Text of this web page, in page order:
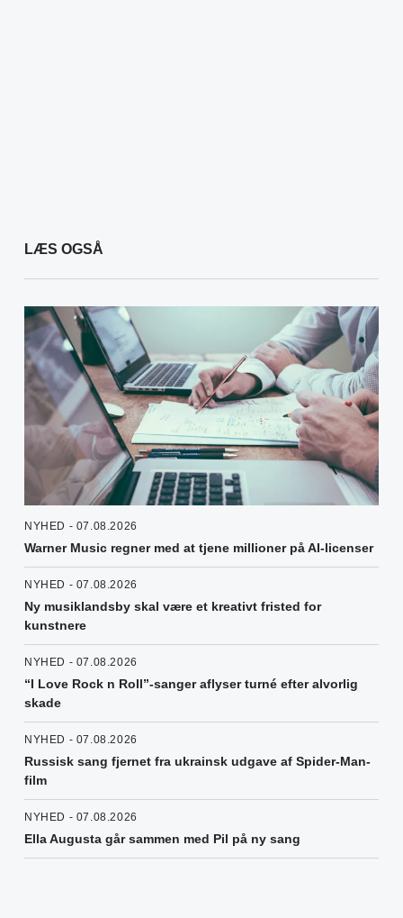
LÆS OGSÅ
NYHED - 07.08.2026
Warner Music regner med at tjene millioner på AI-licenser
NYHED - 07.08.2026
Ny musiklandsby skal være et kreativt fristed for
kunstnere
NYHED - 07.08.2026
“I Love Rock n Roll”-sanger aflyser turné efter alvorlig
skade
NYHED - 07.08.2026
Russisk sang fjernet fra ukrainsk udgave af Spider-Man-
film
NYHED - 07.08.2026
Ella Augusta går sammen med Pil på ny sang